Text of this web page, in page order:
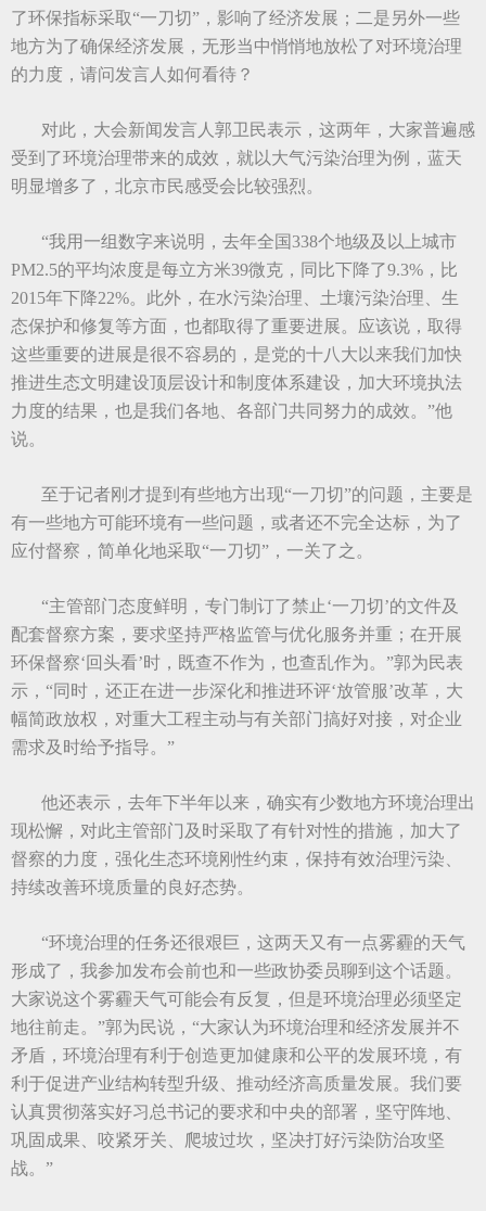
了环保指标采取“一刀切”，影响了经济发展；二是另外一些
地方为了确保经济发展，无形当中悄悄地放松了对环境治理
的力度，请问发言人如何看待？
对此，大会新闻发言人郭卫民表示，这两年，大家普遍感
受到了环境治理带来的成效，就以大气污染治理为例，蓝天
明显增多了，北京市民感受会比较强烈。
“我用一组数字来说明，去年全国338个地级及以上城市
PM2.5的平均浓度是每立方米39微克，同比下降了9.3%，比
2015年下降22%。此外，在水污染治理、土壤污染治理、生
态保护和修复等方面，也都取得了重要进展。应该说，取得
这些重要的进展是很不容易的，是党的十八大以来我们加快
推进生态文明建设顶层设计和制度体系建设，加大环境执法
力度的结果，也是我们各地、各部门共同努力的成效。”他
说。
至于记者刚才提到有些地方出现“一刀切”的问题，主要是
有一些地方可能环境有一些问题，或者还不完全达标，为了
应付督察，简单化地采取“一刀切”，一关了之。
“主管部门态度鲜明，专门制订了禁止‘一刀切’的文件及
配套督察方案，要求坚持严格监管与优化服务并重；在开展
环保督察‘回头看’时，既查不作为，也查乱作为。”郭为民表
示，“同时，还正在进一步深化和推进环评‘放管服’改革，大
幅简政放权，对重大工程主动与有关部门搞好对接，对企业
需求及时给予指导。”
他还表示，去年下半年以来，确实有少数地方环境治理出
现松懈，对此主管部门及时采取了有针对性的措施，加大了
督察的力度，强化生态环境刚性约束，保持有效治理污染、
持续改善环境质量的良好态势。
“环境治理的任务还很艰巨，这两天又有一点雾霾的天气
形成了，我参加发布会前也和一些政协委员聊到这个话题。
大家说这个雾霾天气可能会有反复，但是环境治理必须坚定
地往前走。”郭为民说，“大家认为环境治理和经济发展并不
矛盾，环境治理有利于创造更加健康和公平的发展环境，有
利于促进产业结构转型升级、推动经济高质量发展。我们要
认真贯彻落实好习总书记的要求和中央的部署，坚守阵地、
巩固成果、咬紧牙关、爬坡过坎，坚决打好污染防治攻坚
战。”